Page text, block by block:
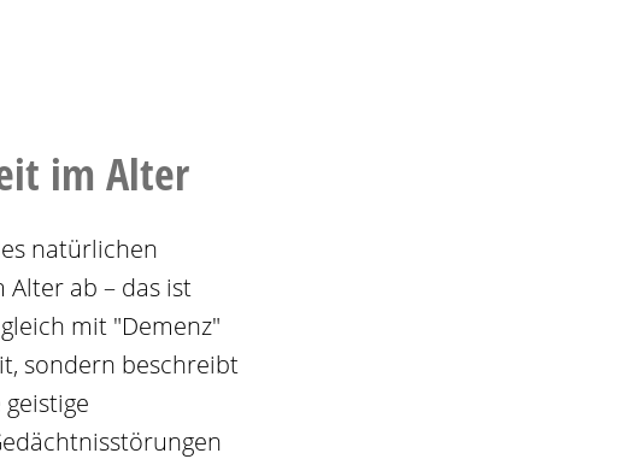
im Alter
natürlichen
Alter ab – das ist
mit "Demenz"
sondern beschreibt